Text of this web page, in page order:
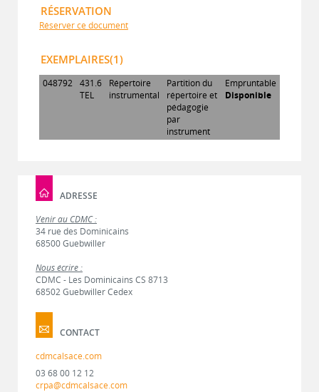
RÉSERVATION
Réserver ce document
EXEMPLAIRES(1)
048792 431.6
TEL
Répertoire
instrumental
Partition du
répertoire et
pédagogie
par
instrument
Empruntable
Disponible
ADRESSE
Venir au CDMC :
34 rue des Dominicains
68500 Guebwiller
Nous écrire :
CDMC - Les Dominicains CS 8713
68502 Guebwiller Cedex
CONTACT
cdmcalsace.com
03 68 00 12 12
crpa@cdmcalsace.com